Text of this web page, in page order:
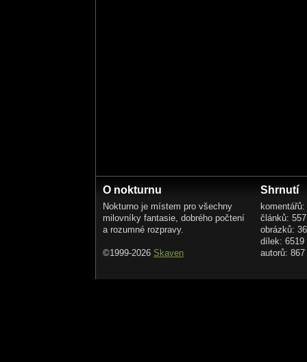
O nokturnu
Nokturno je místem pro všechny
milovníky fantasie, dobrého počtení
a rozumné rozpravy.
©1999-2026 Skaven
Shrnutí
článků: 557
obrázků:
dílek: 6519
autorů: 867